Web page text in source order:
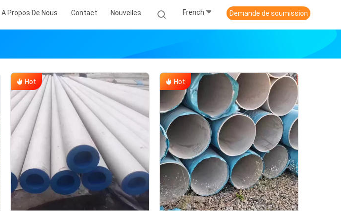
A Propos De Nous Contact Nouvelles French Demande de soumission
Hot Hot